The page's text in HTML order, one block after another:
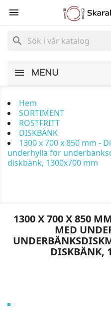

search
MENU
Hem
SORTIMENT
ROSTFRITT
DISKBÄNK
1300 x 700 x 850 mm -
underhylla för
diskbänk, 1300x700 mm
1300 X 700 X 850
MED
DISKBÄNK,